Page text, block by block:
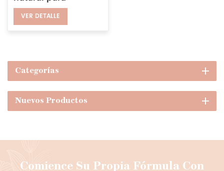
limpieza profunda
de poros con control
VER DETALLE
Categorías
Nuevos Productos
Comience Su Propia Fórmula Con